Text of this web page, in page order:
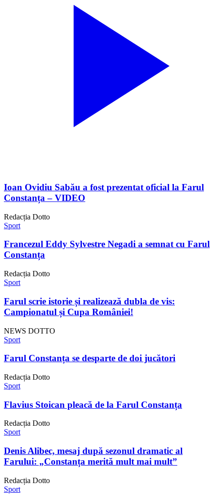
Ioan Ovidiu Sabău a fost prezentat oficial la Farul
Constanța – VIDEO
Redacția Dotto
Sport
Francezul Eddy Sylvestre Negadi a semnat cu Farul
Constanța
Redacția Dotto
Sport
Farul scrie istorie și realizează dubla de vis:
Campionatul și Cupa României!
NEWS DOTTO
Sport
Farul Constanța se desparte de doi jucători
Redacția Dotto
Sport
Flavius Stoican pleacă de la Farul Constanța
Redacția Dotto
Sport
Denis Alibec, mesaj după sezonul dramatic al
Farului: „Constanța merită mult mai mult”
Redacția Dotto
Sport